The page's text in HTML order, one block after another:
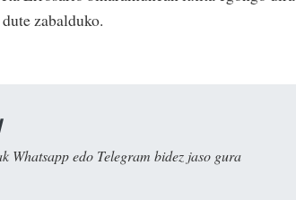
zabalduko.
Whatsapp edo Telegram bidez jaso gura